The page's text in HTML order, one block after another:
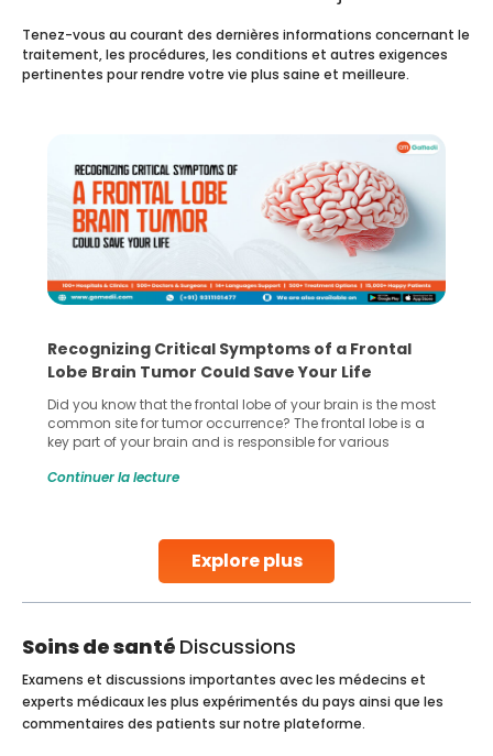
Explore plus
Tenez-vous au courant des dernières informations concernant le
traitement, les procédures, les conditions et autres exigences
pertinentes pour rendre votre vie plus saine et meilleure.
Recognizing Critical Symptoms of a Frontal
Lobe Brain Tumor Could Save Your Life
Did you know that the frontal lobe of your brain is the most
common site for tumor occurrence? The frontal lobe is a
key part of your brain and is responsible for various
harm to it can lead to serious complications. However, with
Continuer la lecture
Soins de santé Discussions
Examens et discussions importantes avec les médecins et
experts médicaux les plus expérimentés du pays ainsi que les
commentaires des patients sur notre plateforme.